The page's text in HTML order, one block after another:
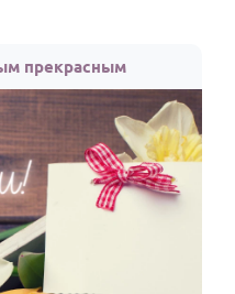
прекрасным